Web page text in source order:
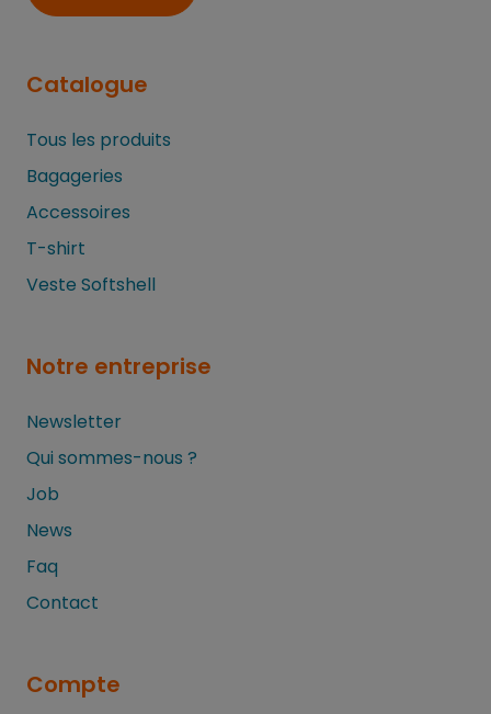
Catalogue
Tous les produits
Bagageries
Accessoires
T-shirt
Veste Softshell
Notre entreprise
Newsletter
Qui sommes-nous ?
Job
News
Faq
Contact
Compte